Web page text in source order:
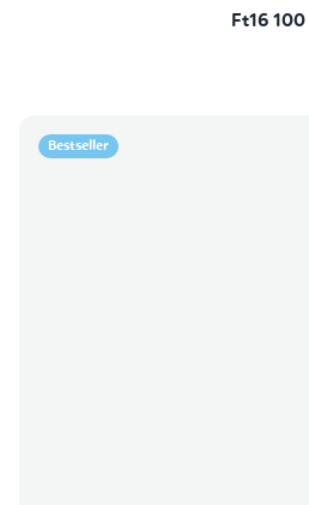
Ft16 100
Bestseller